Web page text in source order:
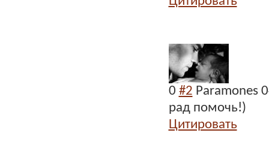
0 #2 Paramones
рад помочь!)
Цитировать